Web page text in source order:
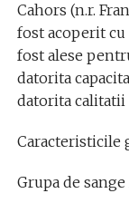
Cahors (n.r.
fost acoperit
fost alese
datorita
datorita
Caracteristicile
Grupa de